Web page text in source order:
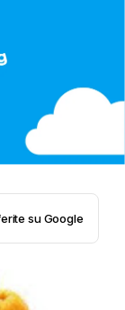
su Google